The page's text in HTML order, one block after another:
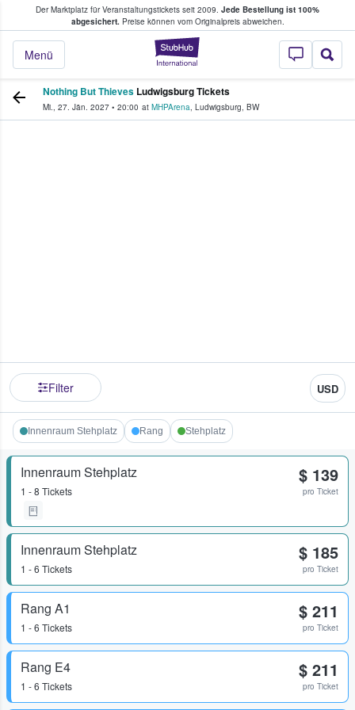
Der Marktplatz für Veranstaltungstickets seit 2009. Jede Bestellung ist 100%
abgesichert.Preise können vom Originalpreis abweichen.
StubHub - Wo
Menü
Tickets kaufen & verkaufen
Nothing But Thieves Ludwigsburg Tickets
Mi., 27. Jän. 2027 • 20:00 at MHPArena, Ludwigsburg, BW
Filter USD
Innenraum Stehplatz Rang Stehplatz
Innenraum Stehplatz
1 - 8 Tickets
$ 139
pro Ticket
Innenraum Stehplatz
1 - 6 Tickets
$ 185
pro Ticket
Rang A1
1 - 6 Tickets
$ 211
pro Ticket
Rang E4
1 - 6 Tickets
$ 211
pro Ticket